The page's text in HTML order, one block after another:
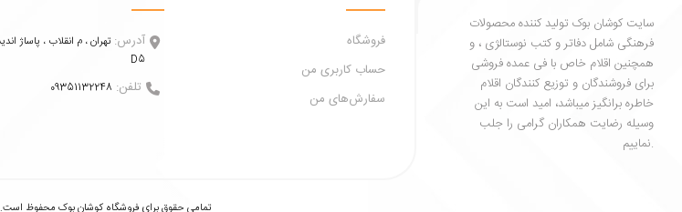
سایت کوشان بوک تولید کننده محصولات
فرهنگی شامل دفاتر و کتب نوستالژی ، و
همچنین اقلام خاص با فی عمده فروشی
برای فروشندگان و توزیع کنندگان اقلام
خاطره برانگیز میباشد، امید است به این
وسیله رضایت همکاران گرامی را جلب
نماییم.
فروشگاه
حساب کاربری من
سفارش‌های من
آدرس:
D5
تلفن: 09351132248
تمامی حقوق برای فروشگاه کوشان بوک محفوظ است.